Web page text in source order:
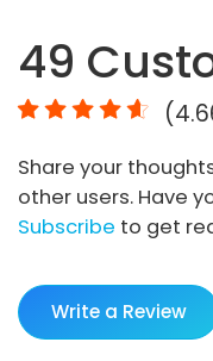
Comparison
Accessories
Video
Specs
FAQs
49
(
Share your
other users. Have
Subscribe to get
Write a Review